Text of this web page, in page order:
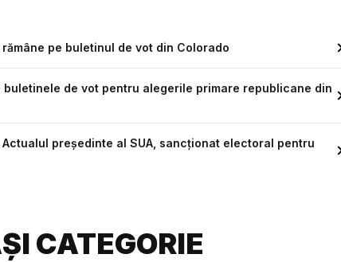
pe buletinul de vot din Colorado
de vot pentru alegerile primare republicane din
președinte al SUA, sancționat electoral pentru
CATEGORIE